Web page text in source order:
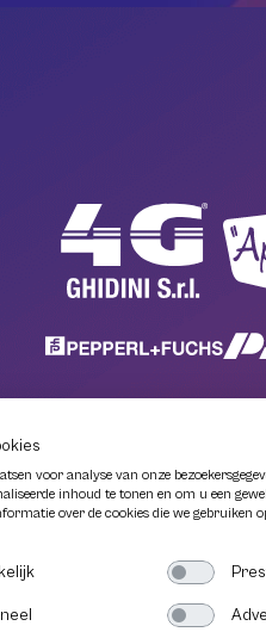
voor analyse van onze
inhoud te tonen en om u een
over de cookies die we gebruiken